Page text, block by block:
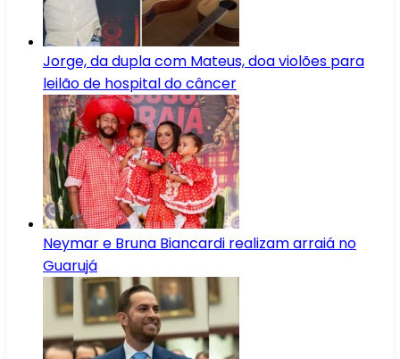
Jorge, da dupla com Mateus, doa violões para
leilão de hospital do câncer
Neymar e Bruna Biancardi realizam arraiá no
Guarujá